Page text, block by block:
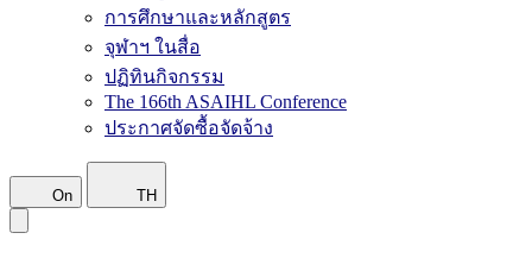
การศึกษาและหลักสูตร
จุฬาฯ ในสื่อ
ปฏิทินกิจกรรม
The 166th ASAIHL Conference
ประกาศจัดซื้อจัดจ้าง
On TH